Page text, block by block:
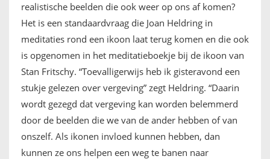
realistische beelden die ook weer op ons af komen?
Het is een standaardvraag die Joan Heldring in
meditaties rond een ikoon laat terug komen en die ook
is opgenomen in het meditatieboekje bij de ikoon van
Stan Fritschy. “Toevalligerwijs heb ik gisteravond een
stukje gelezen over vergeving” zegt Heldring. “Daarin
wordt gezegd dat vergeving kan worden belemmerd
door de beelden die we van de ander hebben of van
onszelf. Als ikonen invloed kunnen hebben, dan
kunnen ze ons helpen een weg te banen naar